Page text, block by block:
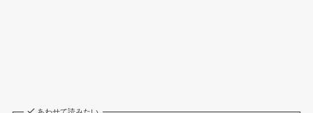
あわせて読みたい